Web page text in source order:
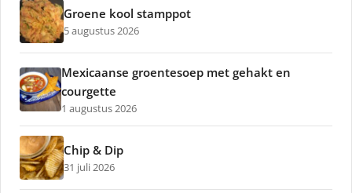
Groene kool stamppot
5 augustus 2026
Mexicaanse groentesoep met gehakt en
courgette
1 augustus 2026
Chip & Dip
31 juli 2026